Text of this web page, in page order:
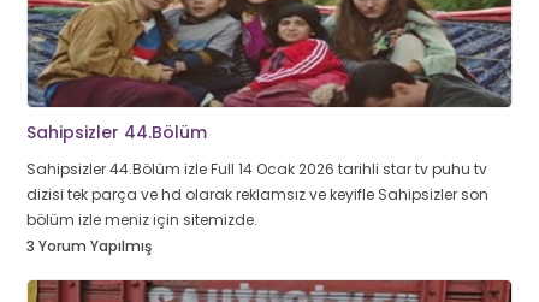
Sahipsizler 44.Bölüm
Sahipsizler 44.Bölüm izle Full 14 Ocak 2026 tarihli star tv puhu tv
dizisi tek parça ve hd olarak reklamsız ve keyifle Sahipsizler son
bölüm izle meniz için sitemizde.
3 Yorum Yapılmış